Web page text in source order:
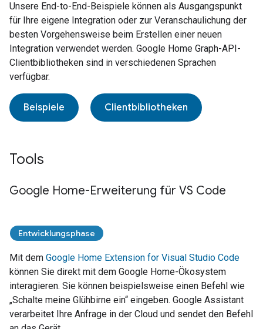
Unsere End-to-End-Beispiele können als Ausgangspunkt
für Ihre eigene Integration oder zur Veranschaulichung der
besten Vorgehensweise beim Erstellen einer neuen
Integration verwendet werden. Google Home Graph-API-
Clientbibliotheken sind in verschiedenen Sprachen
verfügbar.
Beispiele Clientbibliotheken
Tools
Google Home-Erweiterung für VS Code
Entwicklungsphase
Mit dem Google Home Extension for Visual Studio Code
können Sie direkt mit dem Google Home-Ökosystem
interagieren. Sie können beispielsweise einen Befehl wie
„Schalte meine Glühbirne ein“ eingeben. Google Assistant
verarbeitet Ihre Anfrage in der Cloud und sendet den Befehl